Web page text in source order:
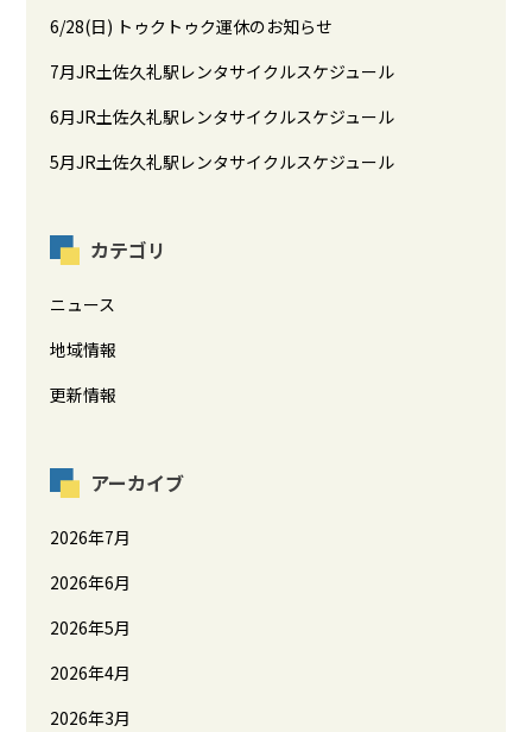
6/28(日) トゥクトゥク運休のお知らせ
7月JR土佐久礼駅レンタサイクルスケジュール
6月JR土佐久礼駅レンタサイクルスケジュール
5月JR土佐久礼駅レンタサイクルスケジュール
カテゴリ
ニュース
地域情報
更新情報
アーカイブ
2026年7月
2026年6月
2026年5月
2026年4月
2026年3月